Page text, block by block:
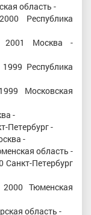
область -
Республика
2001 Москва -
Республика
Московская
-
Петербург -
-
область -
Санкт-Петербург
Тюменская
область -